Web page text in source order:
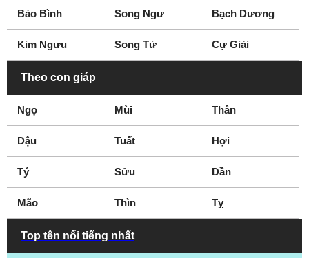
Bảo Bình Song Ngư Bạch Dương
Kim Ngưu Song Tử Cự Giải
Theo con giáp
Ngọ Mùi Thân
Dậu Tuất Hợi
Tý Sửu Dần
Mão Thìn Tỵ
Top tên nổi tiếng nhất